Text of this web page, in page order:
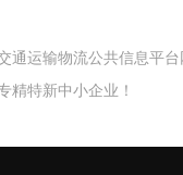
通运输物流公共信息平
精特新中小企业！